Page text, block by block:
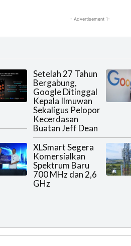
- Advertisement 1-
Setelah 27 Tahun
Bergabung,
Google Ditinggal
Kepala Ilmuwan
Sekaligus Pelopor
Kecerdasan
Buatan Jeff Dean
XLSmart Segera
Komersialkan
Spektrum Baru
700 MHz dan 2,6
GHz